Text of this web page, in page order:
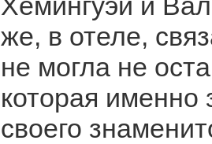
же, в отеле,
не могла не
которая именно
своего